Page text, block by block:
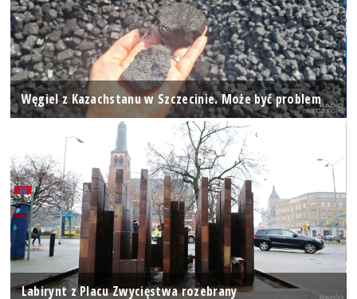
Węgiel z Kazachstanu w Szczecinie. Może być problem
Labirynt z Placu Zwycięstwa rozebrany